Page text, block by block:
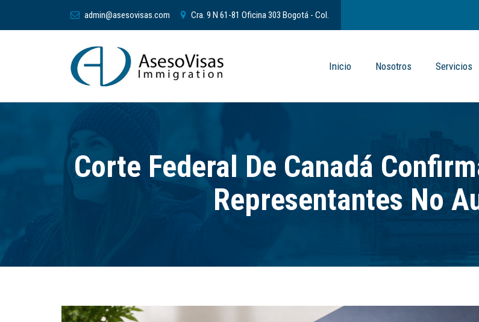
admin@asesovisas.com Cra. 9 N 61-81 Oficina 303 Bogotá - Col.
Inicio Nosotros Servicios
Corte Federal De Canadá
Representantes No